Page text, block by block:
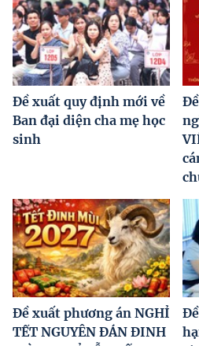
Đề xuất quy định mới về
Ban đại diện cha mẹ học
sinh
Đề xuất phương án NGHỈ
TẾT NGUYÊN ĐÁN ĐINH